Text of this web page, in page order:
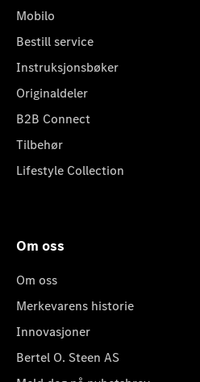
Mobilo
Bestill service
Instruksjonsbøker
Originaldeler
B2B Connect
Tilbehør
Lifestyle Collection
Om oss
Om oss
Merkevarens historie
Innovasjoner
Bertel O. Steen AS